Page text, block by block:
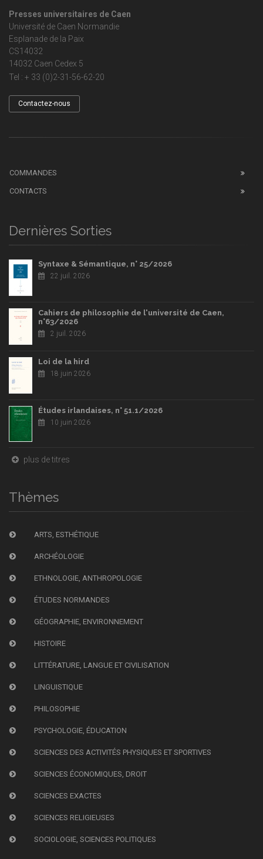
Presses universitaires de Caen
Université de Caen Normandie
Esplanade de la Paix
CS14032
14032 Caen Cedex 5
Tel : + 33 (0)2-31-56-62-20
Contactez-nous
COMMANDES
CONTACTS
Dernières Sorties
Syntaxe & Sémantique, n° 25/2026
22 juil. 2026
Cahiers de philosophie de l'université de Caen,
n°63/2026
2 juil. 2026
Loi de la hird
18 juin 2026
Études irlandaises, n° 51.1/2026
10 juin 2026
plus de titres
Thèmes
ARTS, ESTHÉTIQUE
ARCHÉOLOGIE
ETHNOLOGIE, ANTHROPOLOGIE
ÉTUDES NORMANDES
GÉOGRAPHIE, ENVIRONNEMENT
HISTOIRE
LITTÉRATURE, LANGUE ET CIVILISATION
LINGUISTIQUE
PHILOSOPHIE
PSYCHOLOGIE, ÉDUCATION
SCIENCES DES ACTIVITÉS PHYSIQUES ET SPORTIVES
SCIENCES ÉCONOMIQUES, DROIT
SCIENCES EXACTES
SCIENCES RELIGIEUSES
SOCIOLOGIE, SCIENCES POLITIQUES